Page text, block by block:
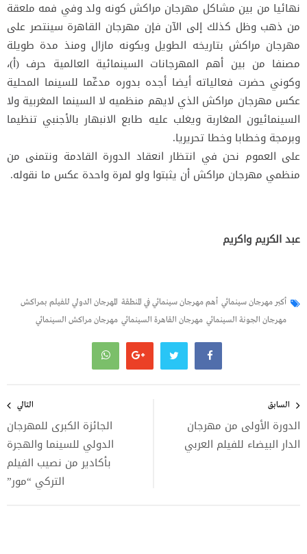
نهائيا من بين مشاكل مهرجان مراكش كونه ولد وفي فمه ملعقة
من ذهب وظل كذلك إلى الآن فإن مهرجان القاهرة سينتصر على
مهرجان مراكش بتاريخه الطويل وبكونه مازال ومنذ مدة طويلة
مصنفا من بين أهم المهرجانات السينمائية العالمية حرف (أ)،
وكوني حضرت فعالياته أيضا أجده بدوره مدعِّما للسينما المحلية
عكس مهرجان مراكش الذي لايهم منظميه لا السينما المغربية ولا
السينمائيون المغاربة ويغلب عليه طابع الانبهار بالأجنبي تنظيما
وبرمجة وخطابا وخطا تحريريا.
على العموم نحن في انتظار انعقاد الدورة القادمة ونتمنى من
منظمي مهرجان مراكش أن يثبتوا ولو لمرة واحدة عكس ما نقوله.
عبد الكريم واكريم
أكبر مهرجان سينمائي أهم مهرجان سينمائي في المنطقة المهرجان الدولي للفيلم بمراكش
مهرجان الجونة السينمائي مهرجان القاهرة السينمائي مهرجان مراكش السينمائي
المقالات
السابق
الدورة الأولى من مهرجان
الدار البيضاء للفيلم العربي
التالي
الجائزة الكبرى للمهرجان
الدولي للسينما والهجرة
بأكادير‎ من نصيب الفيلم
التركي “مور”